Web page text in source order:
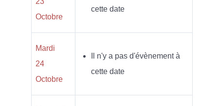
Octobre
cette date
Mardi
24
Octobre
Il n'y a pas d'évènement à
cette date